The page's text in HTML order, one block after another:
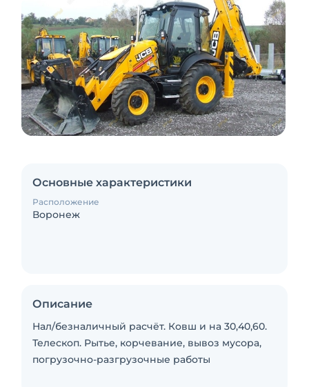
Основные характеристики
Расположение
Воронеж
Описание
Нал/безналичный расчёт. Ковш и на 30,40,60.
Телескоп. Рытье, корчевание, вывоз мусора,
погрузочно-разгрузочные работы